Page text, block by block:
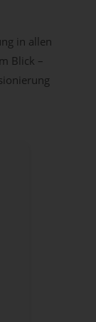
in allen
Blick –